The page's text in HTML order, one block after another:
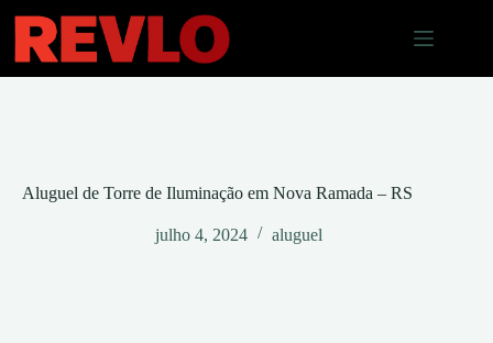
para
conteúdo
Aluguel de Torre de Iluminação em Nova Ramada – RS
julho 4, 2024 aluguel